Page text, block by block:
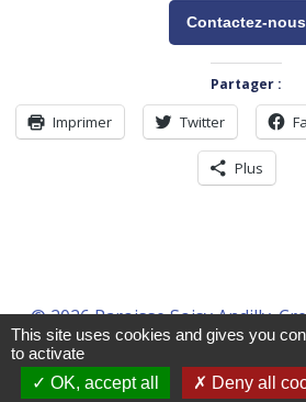
Contactez-nous
Partager :
Imprimer Twitter
Plus
© 2026 Paroisse Soisy Andilly.
WordPress and
This site uses cookies and gives you
to activate
OK, accept all
Deny all